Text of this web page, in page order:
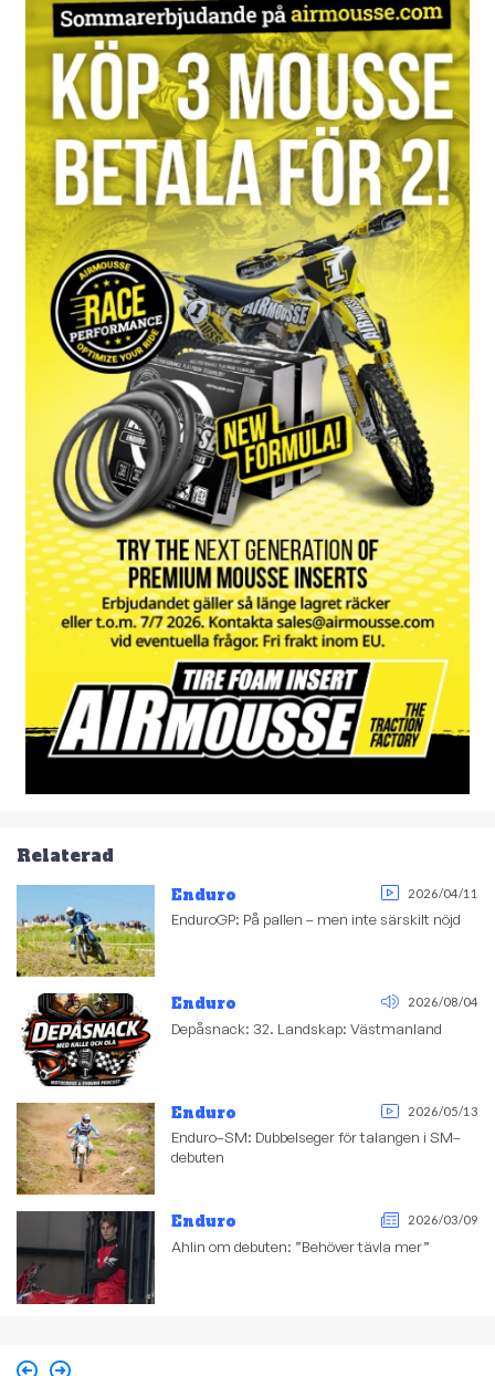
Relaterad
Enduro 2026/04/11
EnduroGP: På pallen – men inte särskilt nöjd
Enduro 2026/08/04
Depåsnack: 32. Landskap: Västmanland
Enduro 2026/05/13
Enduro–SM: Dubbelseger för talangen i SM–
debuten
Enduro 2026/03/09
Ahlin om debuten: ”Behöver tävla mer”